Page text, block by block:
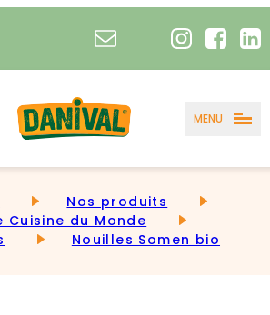
MENU
Nos produits
Cuisine du Monde
Nouilles Somen bio